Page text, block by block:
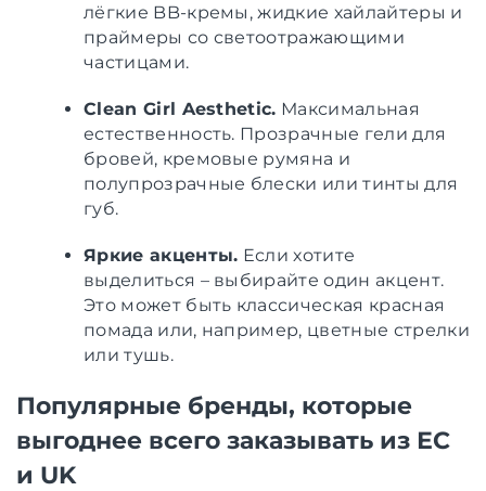
лёгкие BB-кремы, жидкие хайлайтеры и
праймеры со светоотражающими
частицами.
Clean Girl Aesthetic. Максимальная
естественность. Прозрачные гели для
бровей, кремовые румяна и
полупрозрачные блески или тинты для
губ.
Яркие акценты. Если хотите
выделиться – выбирайте один акцент.
Это может быть классическая красная
помада или, например, цветные стрелки
или тушь.
Популярные бренды, которые
выгоднее всего заказывать из ЕС
и UK